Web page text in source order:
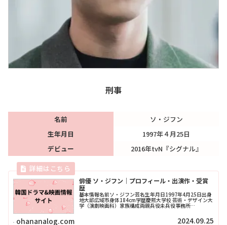
刑事
名前
ソ・ジフン
生年月日
1997年４月25日
デビュー
2016年tvN『シグナル』
俳優 ソ・ジフン｜プロフィール・出演作・受賞
歴
基本情報名前ソ・ジフン芸名生年月日1997年4月25日出身
地大邱広域市身体184cm学歴慶熙大学校 芸術・デザイン大
学（演劇映画科）家族構成両親兵役未兵役事務所
ohananalog.com 2024.09.25